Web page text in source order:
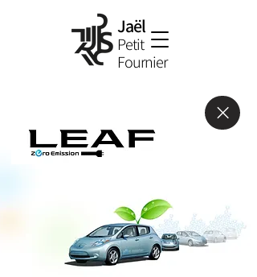
Jaël
Petit
Fournier